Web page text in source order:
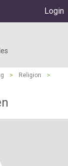
Login
> Religion
>